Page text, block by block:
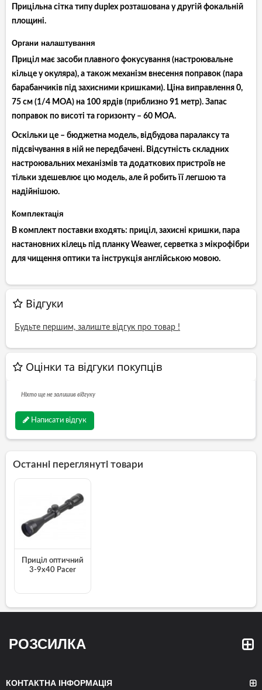
Прицільна сітка типу duplex розташована у другій фокальній
площині.
Органи налаштування
Приціл має засоби плавного фокусування (настроювальне
кільце у окуляра), а також механізм внесення поправок (пара
барабанчиків під захисними кришками). Ціна виправлення 0,
75 см (1/4 МОА) на 100 ярдів (приблизно 91 метр). Запас
поправок по висоті та горизонту – 60 МОА.
Оскільки це – бюджетна модель, відбудова паралаксу та
підсвічування в ній не передбачені. Відсутність складних
настроювальних механізмів та додаткових пристроїв не
тільки здешевлює цю модель, але й робить її легшою та
надійнішою.
Комплектація
В комплект поставки входять: приціл, захисні кришки, пара
настановних кілець під планку Weawer, серветка з мікрофібри
для чищення оптики та інструкція англійською мовою.
Відгуки
Будьте першим, залиште відгук про товар !
Оцінки та відгуки покупців
Ніхто ще не залишив відгуку
Написати відгук
Останні переглянуті товари
Приціл оптичний
3-9x40 Pacer
РОЗСИЛКА
КОНТАКТНА ІНФОРМАЦІЯ